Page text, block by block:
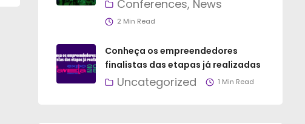
Conferences News
2 Min Read
Conheça os empreendedores
finalistas das etapas já realizadas
Uncategorized 1 Min Read